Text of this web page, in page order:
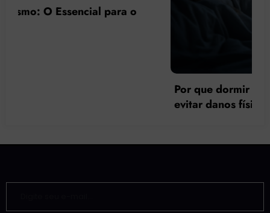
Por que dormir tarde faz mal à saúde e como
evitar danos físicos e psicológicos?